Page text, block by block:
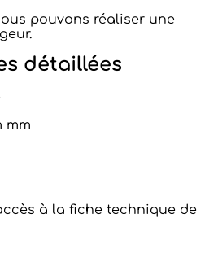
pouvons réaliser une
détaillées
mm
à la fiche technique de